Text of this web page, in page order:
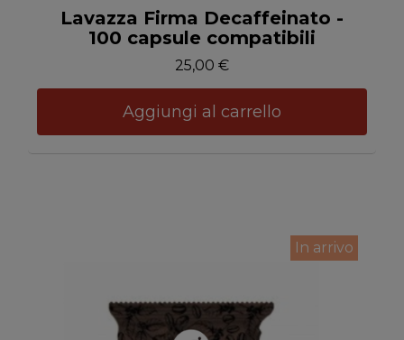
Anteprima
Lavazza Firma Decaffeinato -
100 capsule compatibili
25,00 €
Aggiungi al carrello
In arrivo